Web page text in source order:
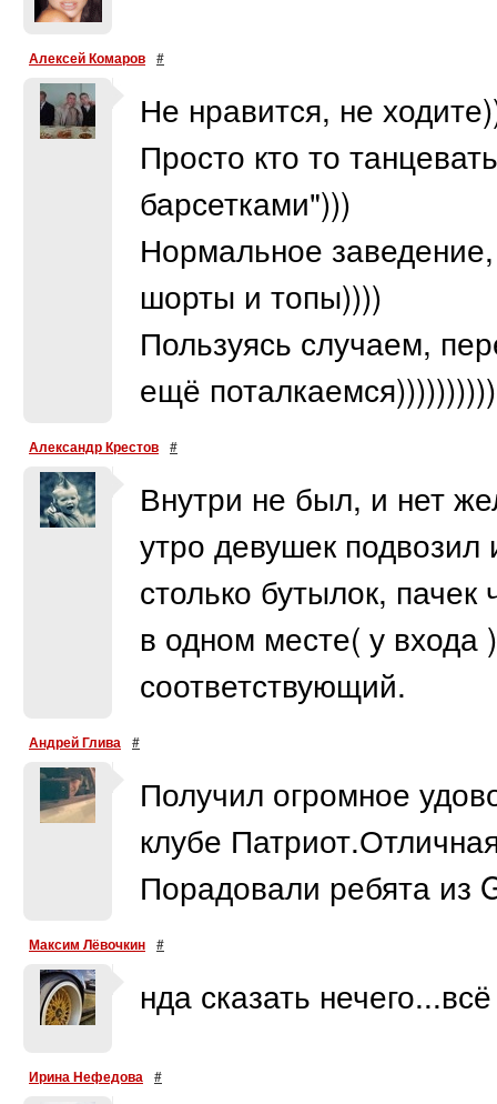
Алексей Комаров #
Не нравится, не
Просто кто то
барсетками")))
Нормальное
шорты и топы))))
Пользуясь случаем,
ещё
Александр Крестов #
Внутри не был, и нет
утро девушек
столько бутылок,
в одном месте( у входа
соответствующий.
Андрей Глива #
Получил огромное
клубе
Порадовали ребята из
Максим Лёвочкин #
нда сказать
Ирина Нефедова #